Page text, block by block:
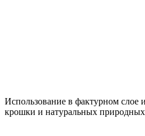
Использование в фактурном слое
крошки и натуральных